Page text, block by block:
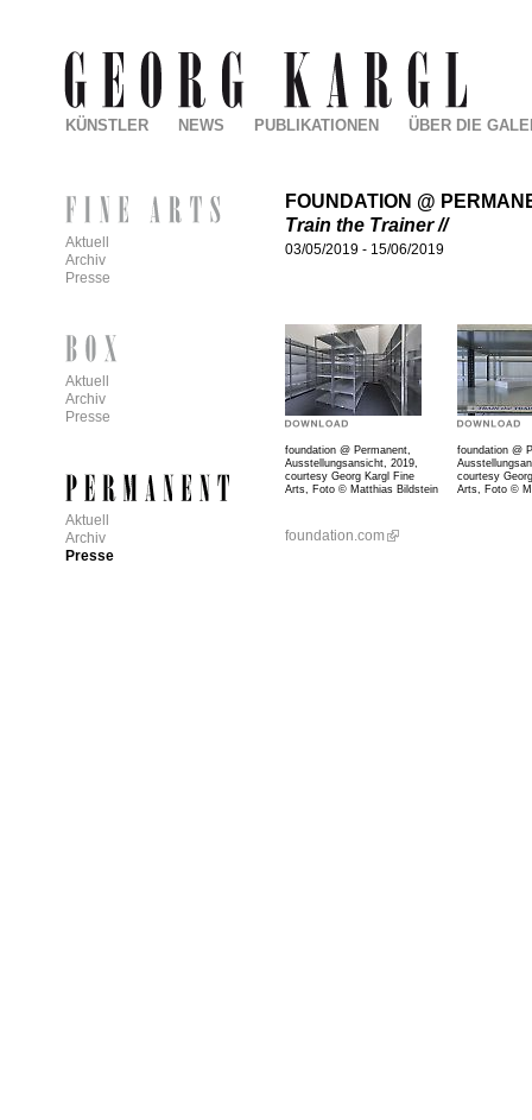
FOUNDATION @
Train the Trainer //
03/05/2019 - 15/06/2019
foundation @ Permanent,
Ausstellungsansicht, 2019,
courtesy Georg Kargl Fine
Arts, Foto © Matthias Bildstein
foundation @
courtesy
Arts, Foto ©
foundation.com
KÜNSTLER NEWS PUBLIKATIONEN ÜBER DIE
Aktuell
Archiv
Presse
Aktuell
Archiv
Presse
Aktuell
Archiv
Presse